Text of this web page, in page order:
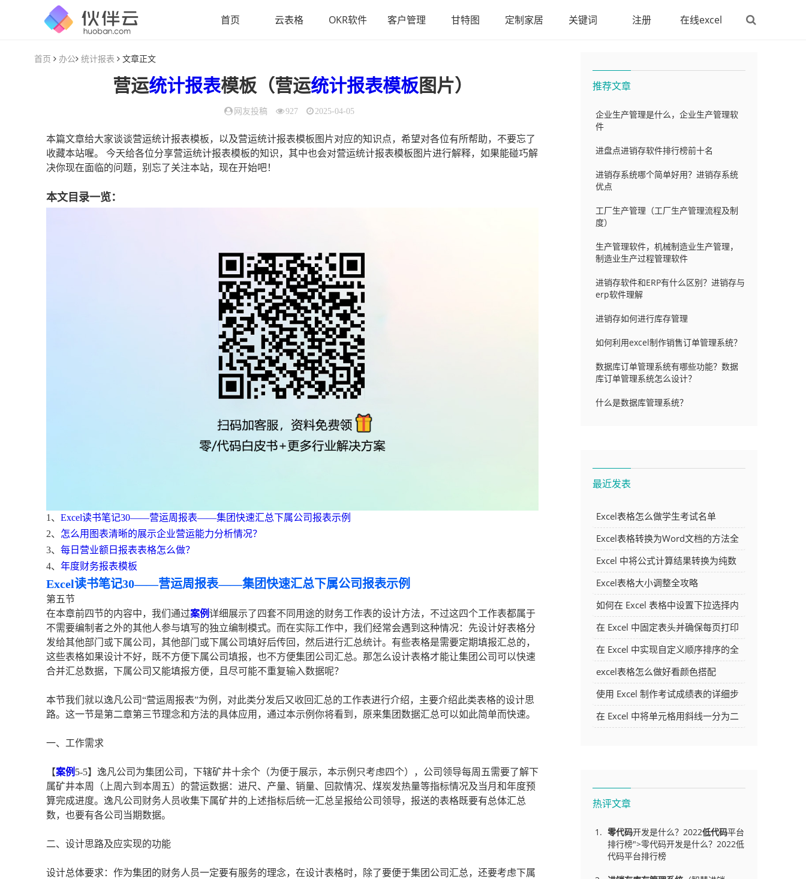
首页 云表格 OKR软件 客户管理 甘特图 定制家居 关键词 注册 在线excel
首页 办公 统计报表 文章正文
营运统计报表模板（营运统计报表模板 图片）
网友投稿 927 2025-04-05
本篇文章给大家谈谈营运统计报表模板，以及营运统计报表模板图片对应的知识点，希望对各位有所帮助，不要忘了
收藏本站喔。 今天给各位分享营运统计报表模板的知识，其中也会对营运统计报表模板图片进行解释，如果能碰巧解
决你现在面临的问题，别忘了关注本站，现在开始吧！
本文目录一览：
1、 Excel读书笔记30——营运周报表——集团快速汇总下属公司报表示例
2、 怎么用图表清晰的展示企业营运能力分析情况？
3、 每日营业额日报表表格怎么做？
4、 年度财务报表模板
Excel读书笔记30——营运周报表——集团快速汇总下属公司报表示例
第五节
在本章前四节的内容中，我们通过案例详细展示了四套不同用途的财务工作表的设计方法，不过这四个工作表都属于
不需要编制者之外的其他人参与填写的独立编制模式。而在实际工作中，我们经常会遇到这种情况：先设计好表格分
发给其他部门或下属公司，其他部门或下属公司填好后传回，然后进行汇总统计。有些表格是需要定期填报汇总的，
这些表格如果设计不好，既不方便下属公司填报，也不方便集团公司汇总。那怎么设计表格才能让集团公司可以快速
合并汇总数据，下属公司又能填报方便，且尽可能不重复输入数据呢？
本节我们就以逸凡公司“营运周报表”为例，对此类分发后又收回汇总的工作表进行介绍，主要介绍此类表格的设计思
路。这一节是第二章第三节理念和方法的具体应用，通过本示例你将看到，原来集团数据汇总可以如此简单而快速。
一、工作需求
【案例 5-5】逸凡公司为集团公司，下辖矿井十余个（为便于展示，本示例只考虑四个），公司领导每周五需要了解下
属矿井本周（上周六到本周五）的营运数据：进尺、产量、销量、回款情况、煤炭发热量等指标情况及当月和年度预
算完成进度。逸凡公司财务人员收集下属矿井的上述指标后统一汇总呈报给公司领导，报送的表格既要有总体汇总
数，也要有各公司当期数据。
二、设计思路及应实现的功能
设计总体要求：作为集团的财务人员一定要有服务的理念，在设计表格时，除了要便于集团公司汇总，还要考虑下属
推荐文章
企业生产管理是什么，企业生产管理软
件
进盘点进销存软件排行榜前十名
进销存系统哪个简单好用？进销存系统
优点
工厂生产管理（工厂生产管理流程及制
度）
生产管理软件，机械制造业生产管理，
制造业生产过程管理软件
进销存软件和ERP有什么区别？进销存与
erp软件理解
进销存如何进行库存管理
如何利用excel制作销售订单管理系统？
数据库订单管理系统有哪些功能？数据
库订单管理系统怎么设计？
什么是数据库管理系统？
最近发表
Excel表格怎么做学生考试名单
Excel表格转换为Word文档的方法全
解析
Excel 中将公式计算结果转换为纯数
字的多种方法
Excel表格大小调整全攻略
如何在 Excel 表格中设置下拉选择内
容
在 Excel 中固定表头并确保每页打印
时都显示表头的方法详解
在 Excel 中实现自定义顺序排序的全
面指南
excel表格怎么做好看颜色搭配
使用 Excel 制作考试成绩表的详细步
骤及技巧
在 Excel 中将单元格用斜线一分为二
热评文章
零代码开发是什么？2022低代码平台
排行榜">零代码开发是什么？2022低
代码平台排行榜